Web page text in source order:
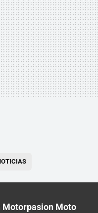
Motorpasion Moto